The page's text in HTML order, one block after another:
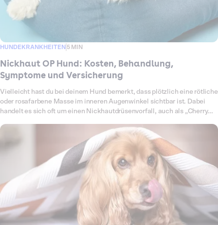
HUNDEKRANKHEITEN 5 MIN
Nickhaut OP Hund: Kosten, Behandlung,
Symptome und Versicherung
Vielleicht hast du bei deinem Hund bemerkt, dass plötzlich eine rötliche
oder rosafarbene Masse im inneren Augenwinkel sichtbar ist. Dabei
handelt es sich oft um einen Nickhautdrüsenvorfall, auch als „Cherry
schützt und befeuchtet. Fällt die Nickhautdrüse vor, ist sie entzündet
oder geschwollen, ist eine tierärztliche Behandlung notwendig. Eine
Operation ist meist die einzige dauerhafte Lösung, da die Drüse nicht
einfach wieder reingedrückt werden kann, ohne dass sie erneut
hervortritt. Welche Ursachen es gibt, wie eine Operation abläuft, mit
welchen Kosten du rechnen musst und welche Leistungen Dalma im
Ernstfall übernimmt, erfährst du hier.